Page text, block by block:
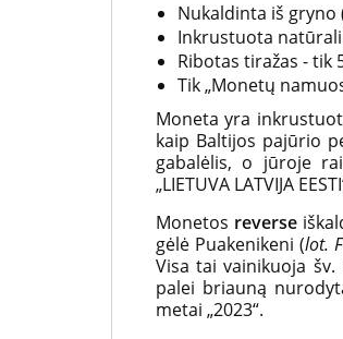
Nukaldinta iš gryno
Inkrustuota
Ribotas tiražas - tik
Tik „Monetų
Moneta yra
kaip Baltijos pajūrio
gabalėlis, o jūroje
„LIETUVA LATVIJA
Monetos reverse
gėlė Puakenikeni (lot.
Visa tai vainikuoja
palei briauną
metai „2023“.